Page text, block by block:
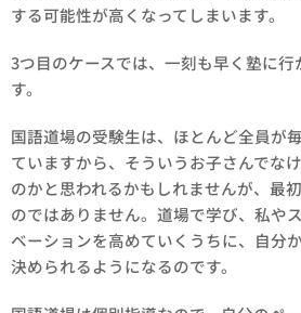
する可能性が高くなってしまいます。
3つ目のケースでは、一刻も早く塾に
す。
国語道場の受験生は、ほとんど全員が
ていますから、そういうお子さんでな
のかと思われるかもしれませんが、最
のではありません。道場で学び、私や
ベーションを高めていくうちに、自分
決められるようになるのです。